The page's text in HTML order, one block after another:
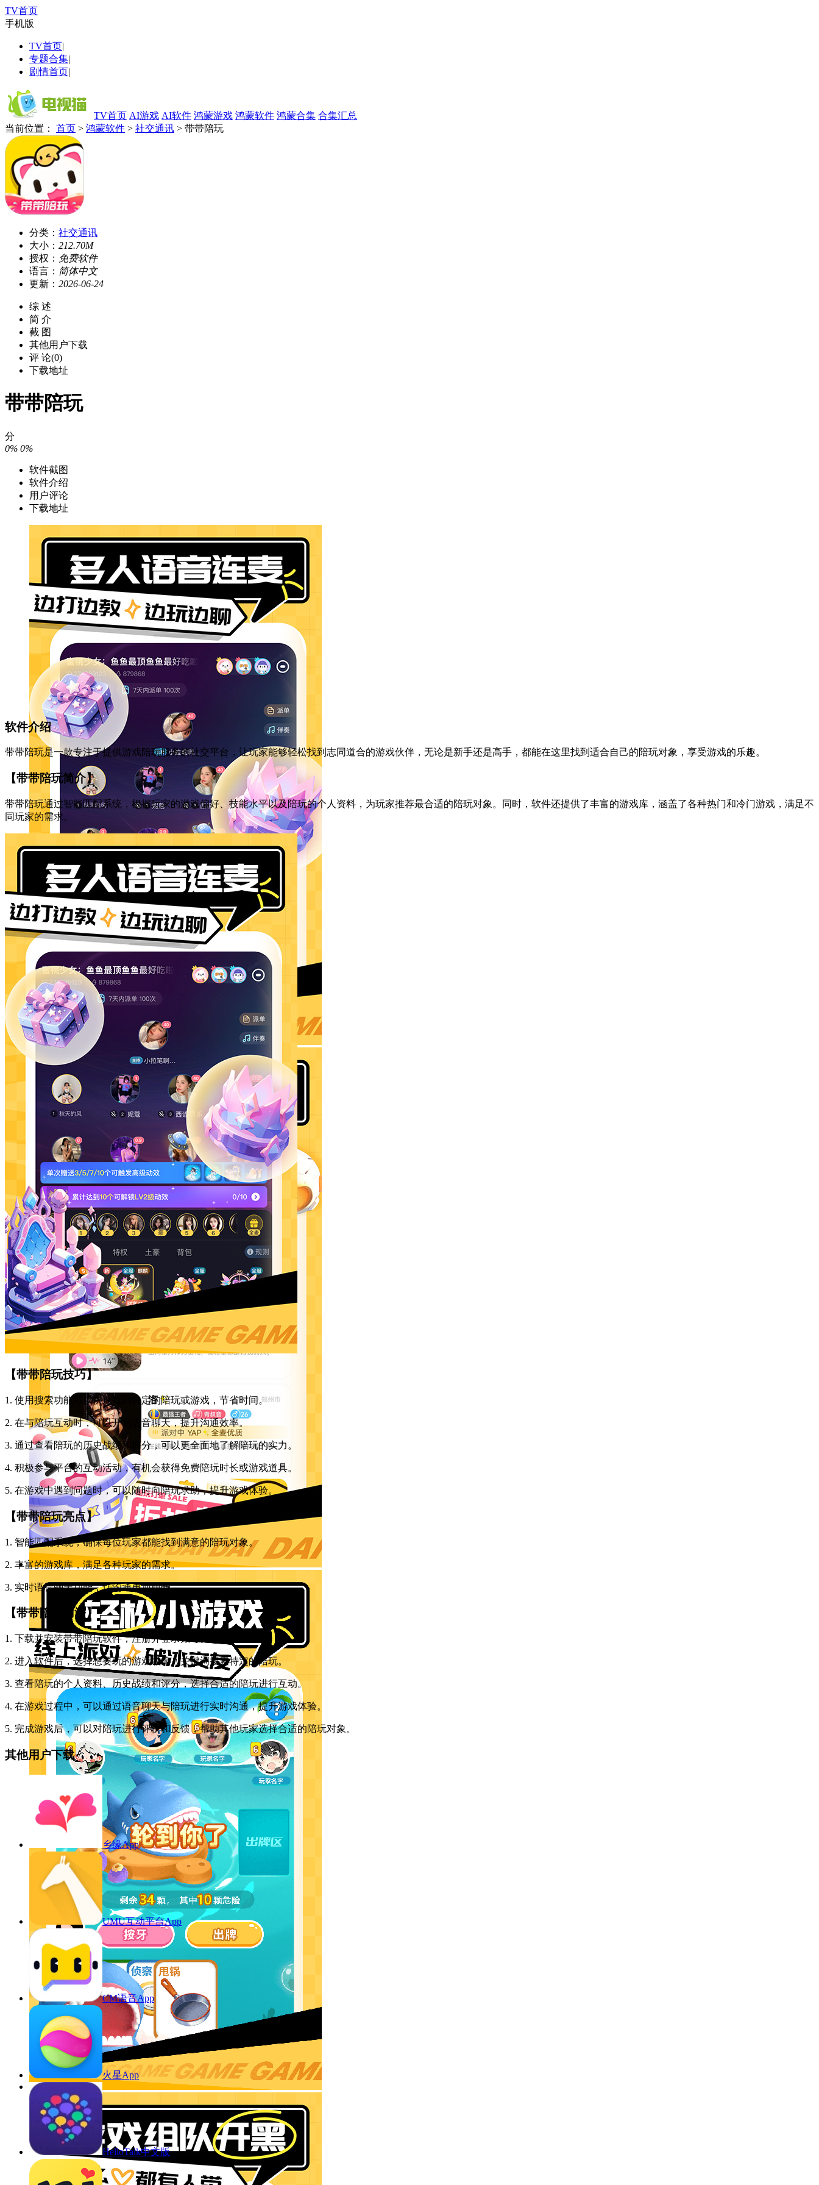
TV首页
手机版
TV首页|
专题合集|
剧情首页|
TV首页 AI游戏 AI软件 鸿蒙游戏 鸿蒙软件 鸿蒙合集 合集汇总
当前位置： 首页 > 鸿蒙软件 > 社交通讯 > 带带陪玩
分类： 社交通讯
大小： 212.70M
授权： 免费软件
语言： 简体中文
更新： 2026-06-24
综 述
简 介
截 图
其他用户下载
评 论(0)
下载地址
带带陪玩
分
0% 0%
软件截图
软件介绍
用户评论
下载地址
软件介绍
带带陪玩是一款专注于提供游戏陪玩服务的社交平台，让玩家能够轻松找到志同道合的游戏伙伴，无论是新手还是高手，都能在这里找到适合自己的陪玩对象，享受游戏的乐趣。
【带带陪玩简介】
带带陪玩通过智能匹配系统，根据玩家的游戏偏好、技能水平以及陪玩的个人资料，为玩家推荐最合适的陪玩对象。同时，软件还提供了丰富的游戏库，涵盖了各种热门和冷门游戏，满足不
同玩家的需求。
【带带陪玩技巧】
1. 使用搜索功能可以快速找到特定的陪玩或游戏，节省时间。
2. 在与陪玩互动时，可以开启语音聊天，提升沟通效率。
3. 通过查看陪玩的历史战绩和评分，可以更全面地了解陪玩的实力。
4. 积极参与平台的互动活动，有机会获得免费陪玩时长或游戏道具。
5. 在游戏中遇到问题时，可以随时向陪玩求助，提升游戏体验。
【带带陪玩亮点】
1. 智能匹配系统，确保每位玩家都能找到满意的陪玩对象。
2. 丰富的游戏库，满足各种玩家的需求。
3. 实时语音聊天功能，让沟通更加顺畅。
【带带陪玩用法】
1. 下载并安装带带陪玩软件，注册并登录账号。
2. 进入软件后，选择想要玩的游戏或输入关键词搜索特定的陪玩。
3. 查看陪玩的个人资料、历史战绩和评分，选择合适的陪玩进行互动。
4. 在游戏过程中，可以通过语音聊天与陪玩进行实时沟通，提升游戏体验。
5. 完成游戏后，可以对陪玩进行评价和反馈，帮助其他玩家选择合适的陪玩对象。
其他用户下载
乡缘App
UMU互动平台App
CM语音App
火星App
HelloTalk中文版